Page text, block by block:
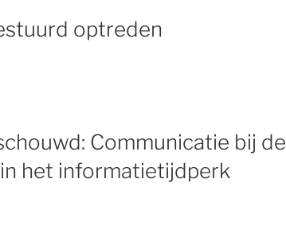
optreden
Communicatie bij de
het informatietijdperk